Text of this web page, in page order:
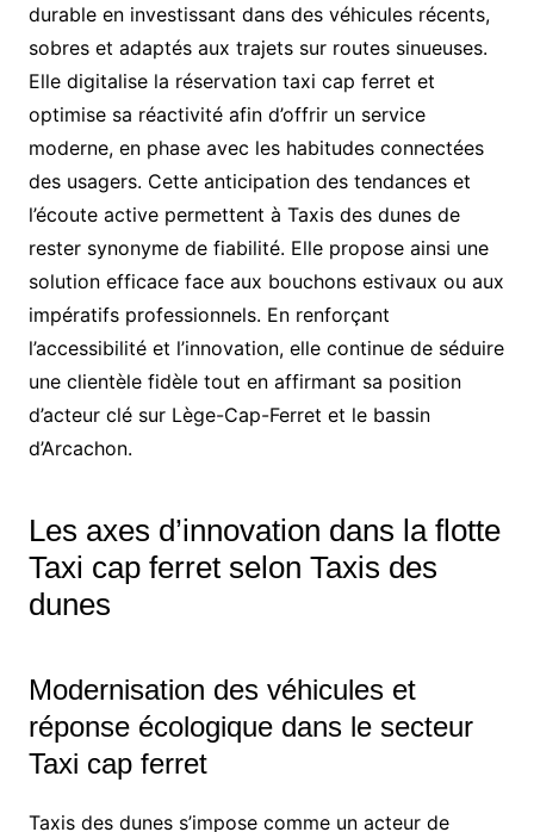
durable en investissant dans des véhicules récents,
sobres et adaptés aux trajets sur routes sinueuses.
Elle digitalise la réservation taxi cap ferret et
optimise sa réactivité afin d’offrir un service
moderne, en phase avec les habitudes connectées
des usagers. Cette anticipation des tendances et
l’écoute active permettent à Taxis des dunes de
rester synonyme de fiabilité. Elle propose ainsi une
solution efficace face aux bouchons estivaux ou aux
impératifs professionnels. En renforçant
l’accessibilité et l’innovation, elle continue de séduire
une clientèle fidèle tout en affirmant sa position
d’acteur clé sur Lège-Cap-Ferret et le bassin
d’Arcachon.
Les axes d’innovation dans la flotte
Taxi cap ferret selon Taxis des
dunes
Modernisation des véhicules et
réponse écologique dans le secteur
Taxi cap ferret
Taxis des dunes s’impose comme un acteur de